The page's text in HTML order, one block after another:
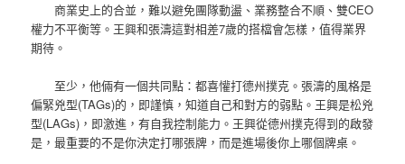
商業史上的合並，難以避免團隊動盪、業務整合不順、雙CEO
權力不平衡等。王興和張濤這對相差7歲的搭檔會怎樣，值得業界
期待。
至少，他倆有一個共同點：都喜懽打德州撲克。張濤的風格是
偏緊兇型(TAGs)的，即謹慎，知道自己和對方的弱點。王興是松兇
型(LAGs)，即激進，有自我控制能力。王興從德州撲克得到的啟發
是，最重要的不是你決定打哪張牌，而是進場後你上哪個牌桌。